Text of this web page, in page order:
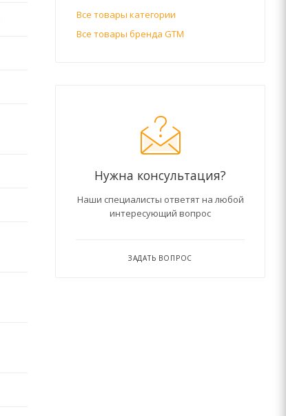
Все товары категории
Все товары бренда GTM
Нужна консультация?
Наши специалисты ответят на любой
интересующий вопрос
ЗАДАТЬ ВОПРОС